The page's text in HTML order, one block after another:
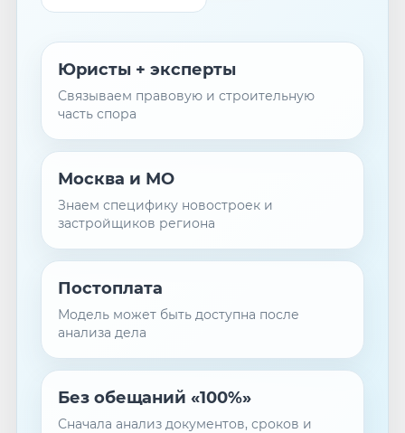
Юристы + эксперты
Связываем правовую и строительную
часть спора
Москва и МО
Знаем специфику новостроек и
застройщиков региона
Постоплата
Модель может быть доступна после
анализа дела
Без обещаний «100%»
Сначала анализ документов, сроков и